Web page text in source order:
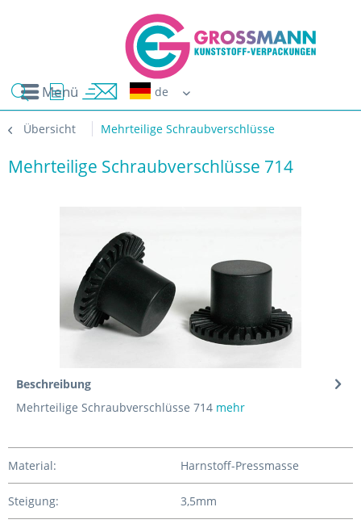
Menü
Übersicht Mehrteilige Schraubverschlüsse
Mehrteilige Schraubverschlüsse 714
Beschreibung
Mehrteilige Schraubverschlüsse 714 mehr
Material: Harnstoff-Pressmasse
Steigung: 3,5mm